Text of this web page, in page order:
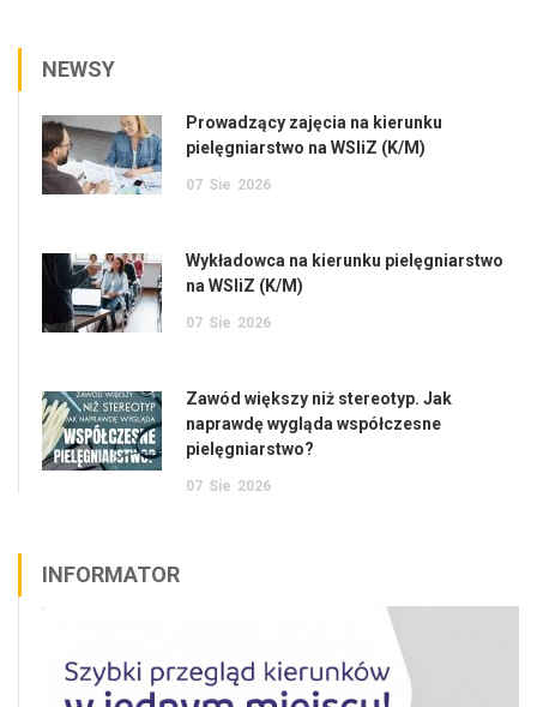
NEWSY
Prowadzący zajęcia na kierunku
pielęgniarstwo na WSIiZ (K/M)
07 Sie 2026
Wykładowca na kierunku pielęgniarstwo
na WSIiZ (K/M)
07 Sie 2026
Zawód większy niż stereotyp. Jak
naprawdę wygląda współczesne
pielęgniarstwo?
07 Sie 2026
INFORMATOR